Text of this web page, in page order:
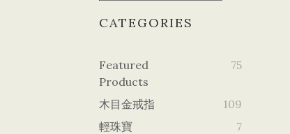
CATEGORIES
Featured
Products
75
木目金戒指
109
輕珠寶
7